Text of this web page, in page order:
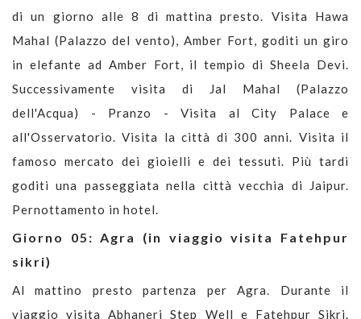
di un giorno alle 8 di mattina presto. Visita Hawa
Mahal (Palazzo del vento), Amber Fort, goditi un giro
in elefante ad Amber Fort, il tempio di Sheela Devi.
Successivamente visita di Jal Mahal (Palazzo
dell'Acqua) - Pranzo - Visita al City Palace e
all'Osservatorio. Visita la città di 300 anni. Visita il
famoso mercato dei gioielli e dei tessuti. Più tardi
goditi una passeggiata nella città vecchia di Jaipur.
Pernottamento in hotel.
Giorno 05: Agra (in viaggio visita Fatehpur
sikri)
Al mattino presto partenza per Agra. Durante il
viaggio visita Abhaneri Step Well e Fatehpur Sikri.